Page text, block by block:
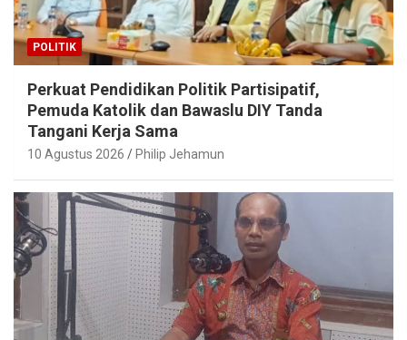
POLITIK
Perkuat Pendidikan Politik Partisipatif,
Pemuda Katolik dan Bawaslu DIY Tanda
Tangani Kerja Sama
10 Agustus 2026 Philip Jehamun